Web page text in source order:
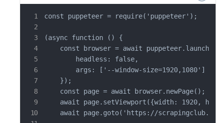
const puppeteer = require('puppeteer');
(async function () {
    const browser = await puppeteer.launch({
        headless: false,
        args: ['--window-size=1920,1080']
    });
    const page = await browser.newPage();
await page.setViewport({width: 1920,
await page.goto('https://